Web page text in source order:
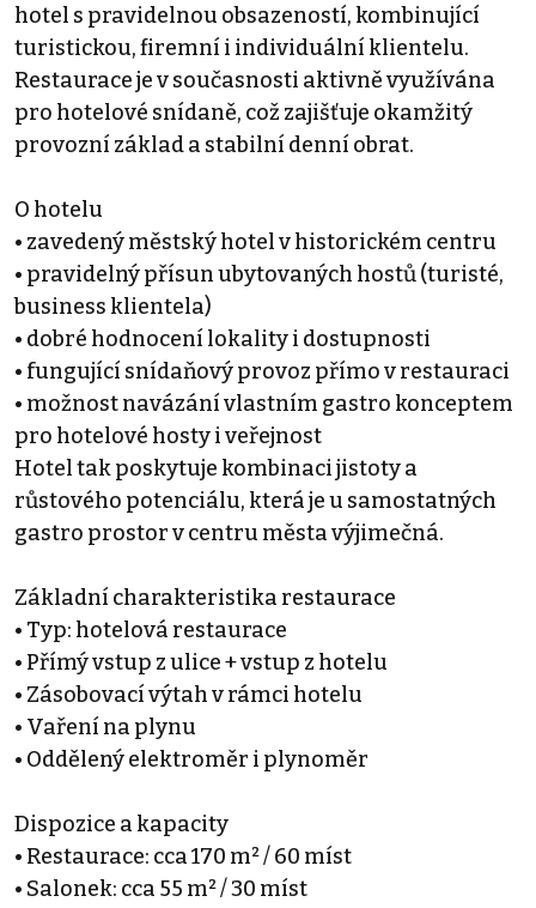
hotel s pravidelnou obsazeností, kombinující
turistickou, firemní i individuální klientelu.
Restaurace je v současnosti aktivně využívána
pro hotelové snídaně, což zajišťuje okamžitý
provozní základ a stabilní denní obrat.
O hotelu
• zavedený městský hotel v historickém centru
• pravidelný přísun ubytovaných hostů (turisté,
business klientela)
• dobré hodnocení lokality i dostupnosti
• fungující snídaňový provoz přímo v restauraci
• možnost navázání vlastním gastro konceptem
pro hotelové hosty i veřejnost
Hotel tak poskytuje kombinaci jistoty a
růstového potenciálu, která je u samostatných
gastro prostor v centru města výjimečná.
Základní charakteristika restaurace
• Typ: hotelová restaurace
• Přímý vstup z ulice + vstup z hotelu
• Zásobovací výtah v rámci hotelu
• Vaření na plynu
• Oddělený elektroměr i plynoměr
Dispozice a kapacity
• Restaurace: cca 170 m² / 60 míst
• Salonek: cca 55 m² / 30 míst